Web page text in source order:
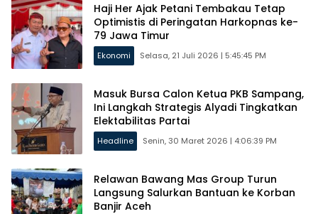
Haji Her Ajak Petani Tembakau Tetap
Optimistis di Peringatan Harkopnas ke-
79 Jawa Timur
Ekonomi Selasa, 21 Juli 2026 | 5:45:45 PM
Masuk Bursa Calon Ketua PKB Sampang,
Ini Langkah Strategis Alyadi Tingkatkan
Elektabilitas Partai
Headline Senin, 30 Maret 2026 | 4:06:39 PM
Relawan Bawang Mas Group Turun
Langsung Salurkan Bantuan ke Korban
Banjir Aceh